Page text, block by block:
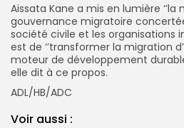
Aissata Kane a mis en lumière ‘’la
gouvernance migratoire
société civile et les organisations
est de ‘’transformer la migration
moteur de développement
elle dit à ce propos.
ADL/HB/ADC
Voir aussi :